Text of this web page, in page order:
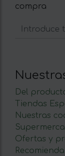
compra
Del
Tiendas
Nuestras
Ofertas y